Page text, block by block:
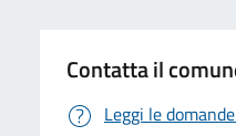
Contatta il
Leggi le